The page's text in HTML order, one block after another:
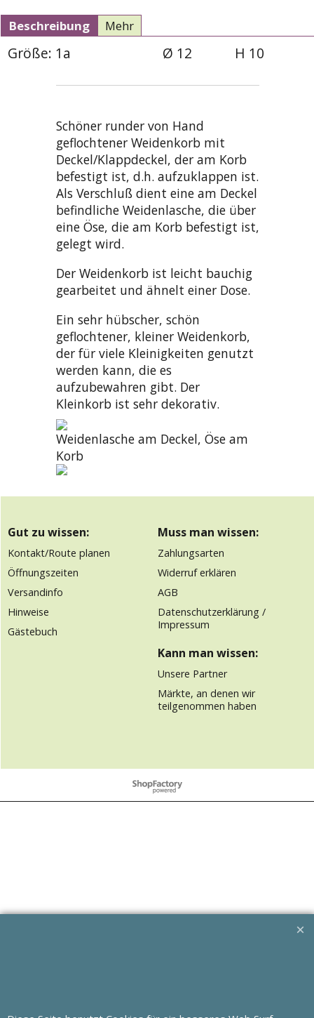
Beschreibung Mehr
Größe: 1a Ø 12 H 10
Schöner runder von Hand
geflochtener Weidenkorb mit
Deckel/Klappdeckel, der am Korb
befestigt ist, d.h. aufzuklappen ist.
Als Verschluß dient eine am Deckel
befindliche Weidenlasche, die über
eine Öse, die am Korb befestigt ist,
gelegt wird.
Der Weidenkorb ist leicht bauchig
gearbeitet und ähnelt einer Dose.
Ein sehr hübscher, schön
geflochtener, kleiner Weidenkorb,
der für viele Kleinigkeiten genutzt
werden kann, die es
aufzubewahren gibt. Der
Kleinkorb ist sehr dekorativ.
Weidenlasche am Deckel, Öse am
Korb
Gut zu wissen:
Kontakt/Route planen
Öffnungszeiten
Versandinfo
Hinweise
Gästebuch
Muss man wissen:
Zahlungsarten
Widerruf erklären
AGB
Datenschutzerklärung /
Impressum
Kann man wissen:
Unsere Partner
Märkte, an denen wir
teilgenommen haben
WebShop erstellt mit
ShopFactory Shop